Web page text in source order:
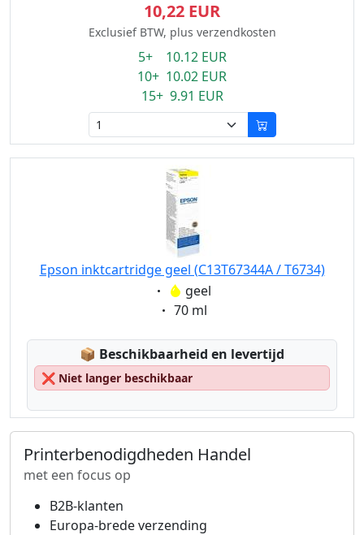
10,22 EUR
Exclusief BTW, plus verzendkosten
5+ 10.12 EUR
10+ 10.02 EUR
15+ 9.91 EUR
Epson inktcartridge geel (C13T67344A / T6734)
Eigenschaft:
geel
Eigenschaft:
70 ml
📦 Lagerstatus:
Beschikbaarheid en levertijd
❌ Niet langer beschikbaar
Printerbenodigdheden Handel
met een focus op
B2B-klanten
Europa-brede verzending